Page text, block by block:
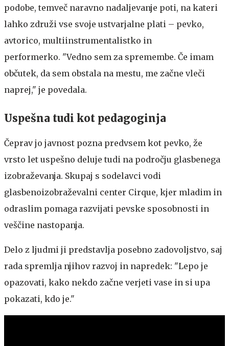
podobe, temveč naravno nadaljevanje poti, na kateri
lahko združi vse svoje ustvarjalne plati – pevko,
avtorico, multiinstrumentalistko in
performerko. "Vedno sem za spremembe. Če imam
občutek, da sem obstala na mestu, me začne vleči
naprej," je povedala.
Uspešna tudi kot pedagoginja
Čeprav jo javnost pozna predvsem kot pevko, že
vrsto let uspešno deluje tudi na področju glasbenega
izobraževanja. Skupaj s sodelavci vodi
glasbenoizobraževalni center Cirque, kjer mladim in
odraslim pomaga razvijati pevske sposobnosti in
veščine nastopanja.
Delo z ljudmi ji predstavlja posebno zadovoljstvo, saj
rada spremlja njihov razvoj in napredek: "Lepo je
opazovati, kako nekdo začne verjeti vase in si upa
pokazati, kdo je."